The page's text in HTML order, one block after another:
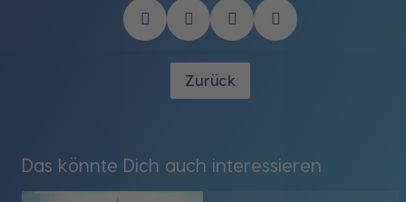
Zurück
Das könnte Dich auch interessieren